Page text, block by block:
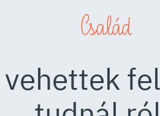
Család